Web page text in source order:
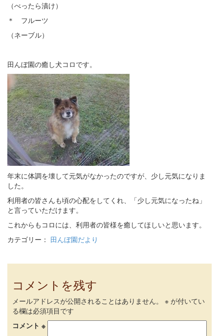
（べったら漬け）
＊ フルーツ
（ネーブル）
田んぼ園の癒し犬コロです。
年末に体調を壊して元気がなかったのですが、少し元気になりま
した。
利用者の皆さんも頃の心配をしてくれ、「少し元気になったね」
と言っていただけます。
これからもコロには、利用者の皆様を癒してほしいと思います。
カテゴリー： 田んぼ園だより
コメントを残す
メールアドレスが公開されることはありません。 ※ が付いてい
る欄は必須項目です
コメント ※